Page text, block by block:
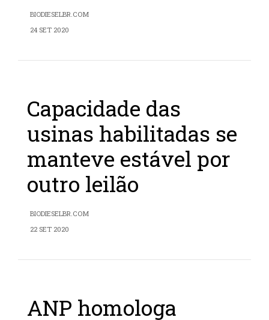
BIODIESELBR.COM
24 SET 2020
Capacidade das
usinas habilitadas se
manteve estável por
outro leilão
BIODIESELBR.COM
22 SET 2020
ANP homologa